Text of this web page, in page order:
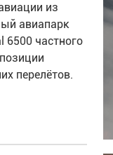
из
авиапарк
6500 частного
перелётов.